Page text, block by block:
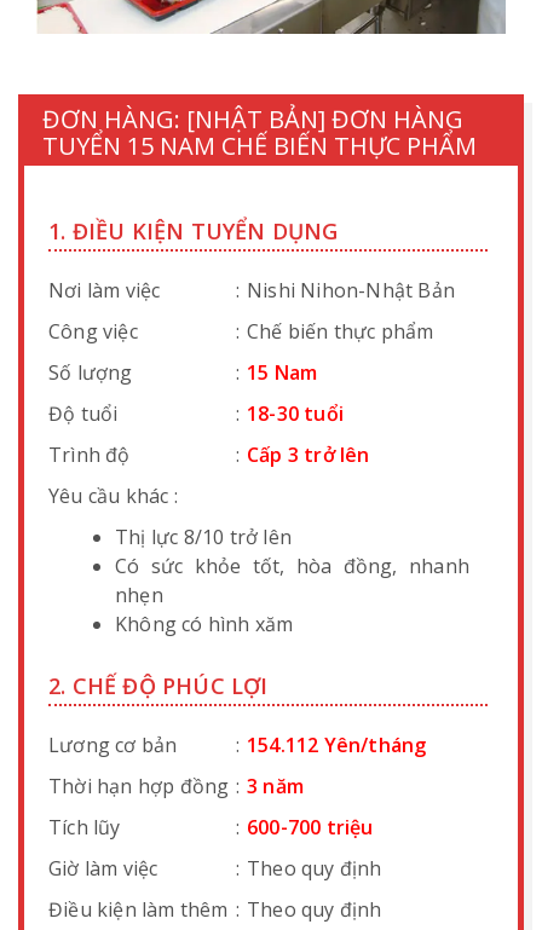
ĐƠN HÀNG: [NHẬT BẢN] ĐƠN HÀNG
TUYỂN 15 NAM CHẾ BIẾN THỰC PHẨM
1. ĐIỀU KIỆN TUYỂN DỤNG
Nơi làm việc : Nishi Nihon-Nhật Bản
Công việc
: Chế biến thực phẩm
Số lượng
: 15 Nam
Độ tuổi
: 18-30 tuổi
Trình độ
: Cấp 3 trở lên
Yêu cầu khác :
Thị lực 8/10 trở lên
Có sức khỏe tốt, hòa đồng, nhanh
nhẹn
Không có hình xăm
2. CHẾ ĐỘ PHÚC LỢI
Lương cơ bản : 154.112 Yên/tháng
Thời hạn hợp đồng : 3 năm
Tích lũy
: 600-700 triệu
Giờ làm việc
: Theo quy định
Điều kiện làm thêm : Theo quy định